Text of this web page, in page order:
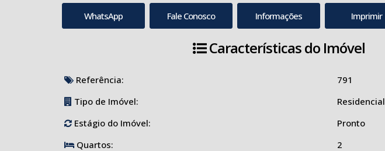
WhatsApp Fale Conosco Informações Imprimir
Características do Imóvel
Referência:
791
Tipo de Imóvel:
Residencial
Estágio do Imóvel:
Pronto
Quartos:
2